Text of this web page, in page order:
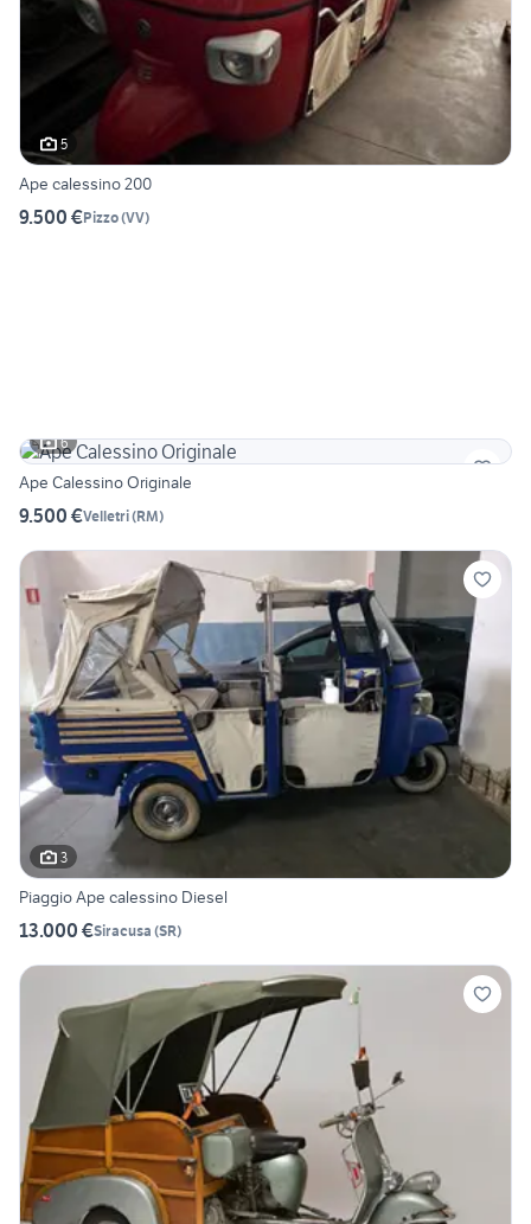
5
Ape calessino 200
9.500 €Pizzo(VV)
6
Ape Calessino Originale
9.500 €Velletri(RM)
3
Piaggio Ape calessino Diesel
13.000 €Siracusa (SR)